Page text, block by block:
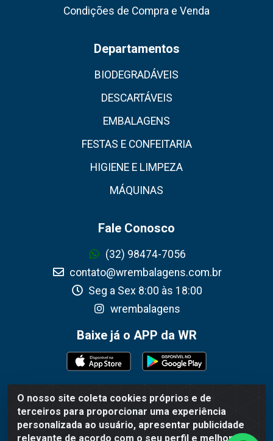
O nosso site coleta cookies próprios e de
terceiros para proporcionar uma experiência
personalizada ao usuário, apresentar publicidade
relevante de acordo com o seu perfil e melhorar a
Condições de Compra e Venda
Departamentos
BIODEGRADÁVEIS
DESCARTÁVEIS
EMBALAGENS
FESTAS E CONFEITARIA
HIGIENE E LIMPEZA
MÁQUINAS
Fale Conosco
(32) 98474-7056
contato@wrembalagens.com.br
Seg a Sex 8:00 às 18:00
wrembalagens
Baixe já o APP da WR
WR Embalagens - R. Cel. Teodoro Gomes de Araújo, 1360 -
Grogotó - Barbacena / MG - CEP 36202-628 - CNPJ
02.692.206/0001-55